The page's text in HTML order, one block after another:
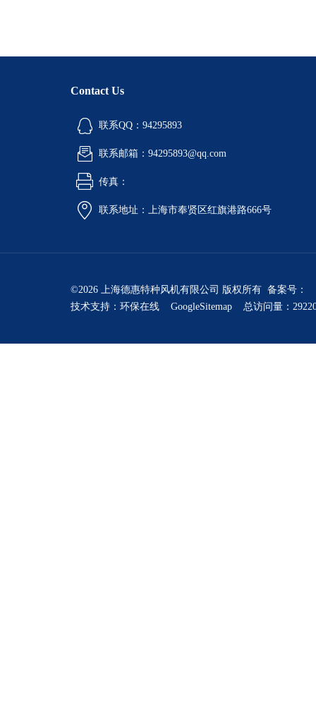
Contact Us
联系QQ：94295893
联系邮箱：94295893@qq.com
传真：
联系地址：上海市奉贤区红旗港路666号
©2026 上海德惠特种风机有限公司 版权所有 备案号：
技术支持： 环保在线 GoogleSitemap 总访问量：